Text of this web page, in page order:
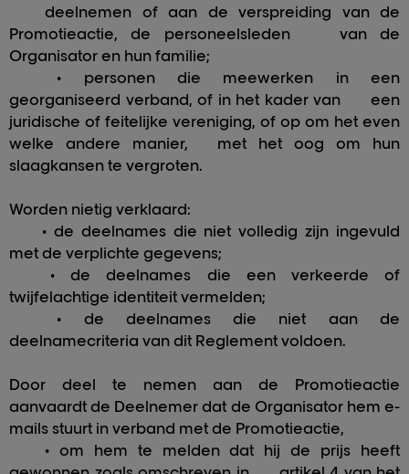
deelnemen of aan de verspreiding van de
Promotieactie, de personeelsleden
van de
Organisator en hun familie;
• personen die meewerken in een
georganiseerd verband, of in het kader van
een
juridische of feitelijke vereniging, of op om het even
welke andere manier,
met het oog om hun
slaagkansen te vergroten.
Worden nietig verklaard:
• de deelnames die niet volledig zijn ingevuld
met de verplichte gegevens;
• de deelnames die een verkeerde of
twijfelachtige identiteit vermelden;
• de deelnames die niet aan de
deelnamecriteria van dit Reglement voldoen.
Door deel te nemen aan de Promotieactie
aanvaardt de Deelnemer dat de Organisator hem e-
mails stuurt in verband met de Promotieactie,
• om hem te melden dat hij de prijs heeft